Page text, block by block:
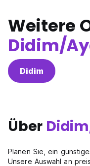
Weitere
Didim/
Didim
Über
Planen Sie, ein
Unsere Auswahl an